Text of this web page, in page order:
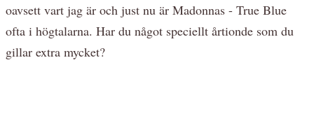
oavsett vart jag är och just nu är Madonnas - True Blue
ofta i högtalarna. Har du något speciellt årtionde som du
gillar extra mycket?